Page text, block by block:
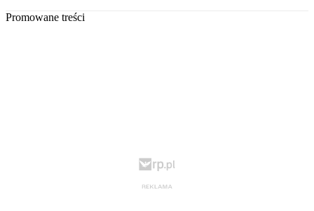
Promowane treści